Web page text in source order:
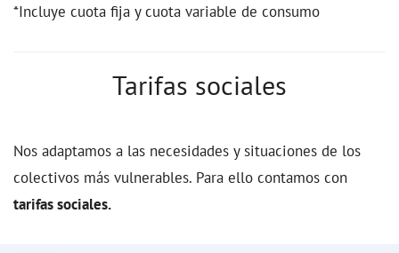
*Incluye cuota fija y cuota variable de consumo
Tarifas sociales
Nos adaptamos a las necesidades y situaciones de los
colectivos más vulnerables. Para ello contamos con
tarifas sociales.